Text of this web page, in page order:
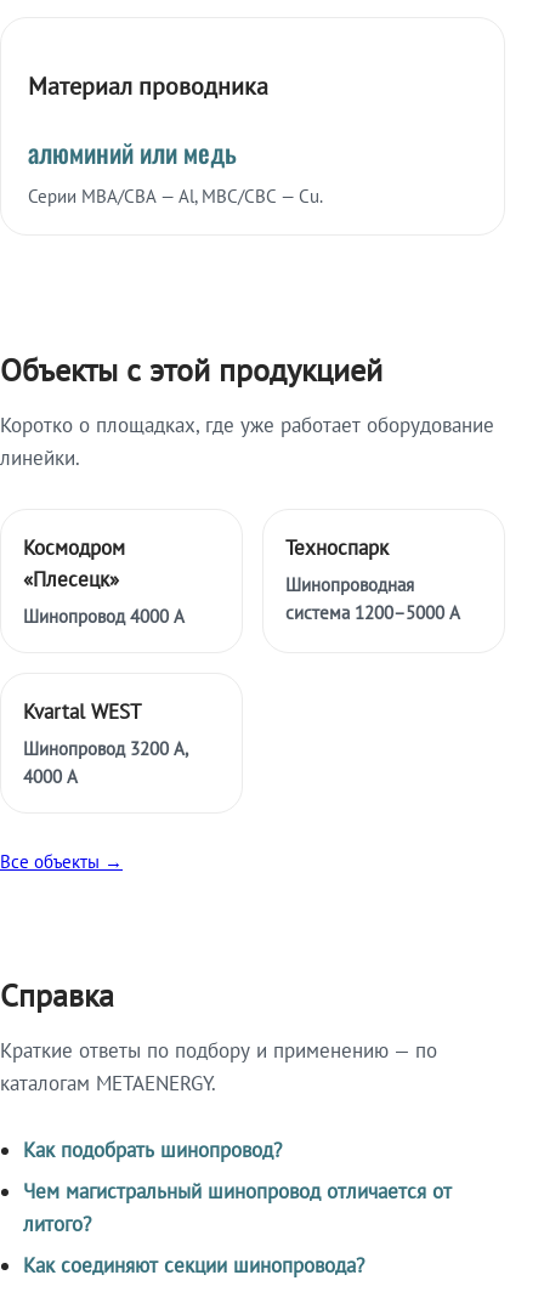
Материал проводника
алюминий или медь
Серии МВА/СВА — Al, МВС/СВС — Cu.
Объекты с этой продукцией
Коротко о площадках, где уже работает оборудование
линейки.
Космодром
«Плесецк»
Шинопровод 4000 А
Техноспарк
Шинопроводная
система 1200–5000 А
Kvartal WEST
Шинопровод 3200 А,
4000 А
Все объекты →
Справка
Краткие ответы по подбору и применению — по
каталогам METAENERGY.
Как подобрать шинопровод?
Чем магистральный шинопровод отличается от
литого?
Как соединяют секции шинопровода?